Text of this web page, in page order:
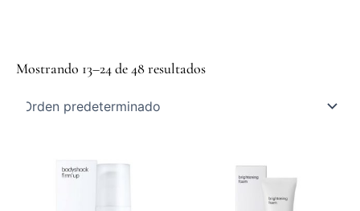
Mostrando 13–24 de 48 resultados